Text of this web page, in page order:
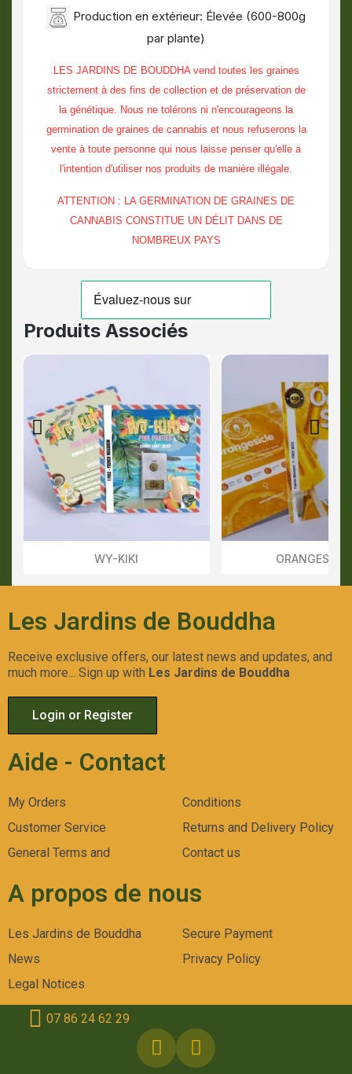
Production en extérieur: Élevée (600-800g
par plante)
LES JARDINS DE BOUDDHA vend toutes les graines
strictement à des fins de collection et de préservation de
la génétique. Nous ne tolérons ni n'encourageons la
germination de graines de cannabis et nous refuserons la
vente à toute personne qui nous laisse penser qu'elle a
l'intention d'utiliser nos produits de manière illégale.
ATTENTION : LA GERMINATION DE GRAINES DE
CANNABIS CONSTITUE UN DÉLIT DANS DE
NOMBREUX PAYS
Produits Associés
Aperçu Rapide
WY-KIKI Aperçu
Les Jardins de Bouddha
Receive exclusive offers, our latest news and updates, and
much more... Sign up with Les Jardins de Bouddha
Login or Register
Aide - Contact
My Orders
Customer Service
General Terms and
Conditions
Returns and Delivery Policy
Contact us
A propos de nous
Les Jardins de Bouddha
News
Legal Notices
Secure Payment
Privacy Policy
07 86 24 62 29